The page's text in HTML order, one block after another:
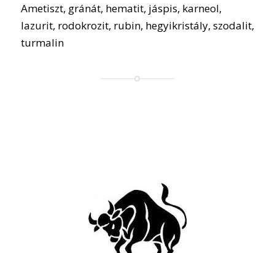
Ametiszt, gránát, hematit, jáspis, karneol,
lazurit, rodokrozit, rubin, hegyikristály, szodalit,
turmalin